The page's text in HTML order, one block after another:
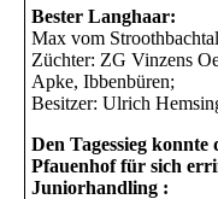
Bester Langhaar:
Max vom
Züchter: ZG Vinzens
Apke, Ibbenbüren;
Besitzer: Ulrich
Den Tagessieg
Pfauenhof für sich
Juniorhandling :